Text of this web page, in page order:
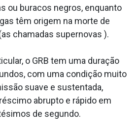
ou buracos negros, enquanto
têm origem na morte de
chamadas supernovas ).
o GRB tem uma duração
com uma condição muito
suave e sustentada,
abrupto e rápido em
de segundo.